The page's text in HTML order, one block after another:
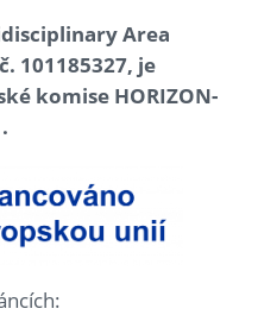
Area
101185327, je
komise HORIZON-